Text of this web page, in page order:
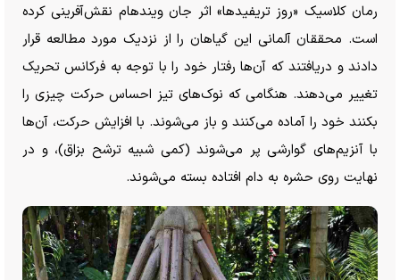
رمان کلاسیک «روز تریفیدها» اثر جان ویندهام نقش‌آفرینی کرده
است. محققان آلمانی این گیاهان را از نزدیک مورد مطالعه قرار
دادند و دریافتند که آن‌ها رفتار خود را با توجه به فرکانس تحریک
تغییر می‌دهند. هنگامی که نوک‌های تیز احساس حرکت چیزی را
بکنند خود را آماده می‌کنند و باز می‌شوند. با افزایش حرکت، آن‌ها
با آنزیم‌های گوارشی پر می‌شوند (کمی شبیه ترشح بزاق)، و در
نهایت روی حشره به دام افتاده بسته می‌شوند.